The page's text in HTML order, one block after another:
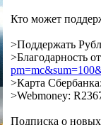
Кто может
>Поддержать
>Благодарность
>Карта
>Webmoney:
Подписка о